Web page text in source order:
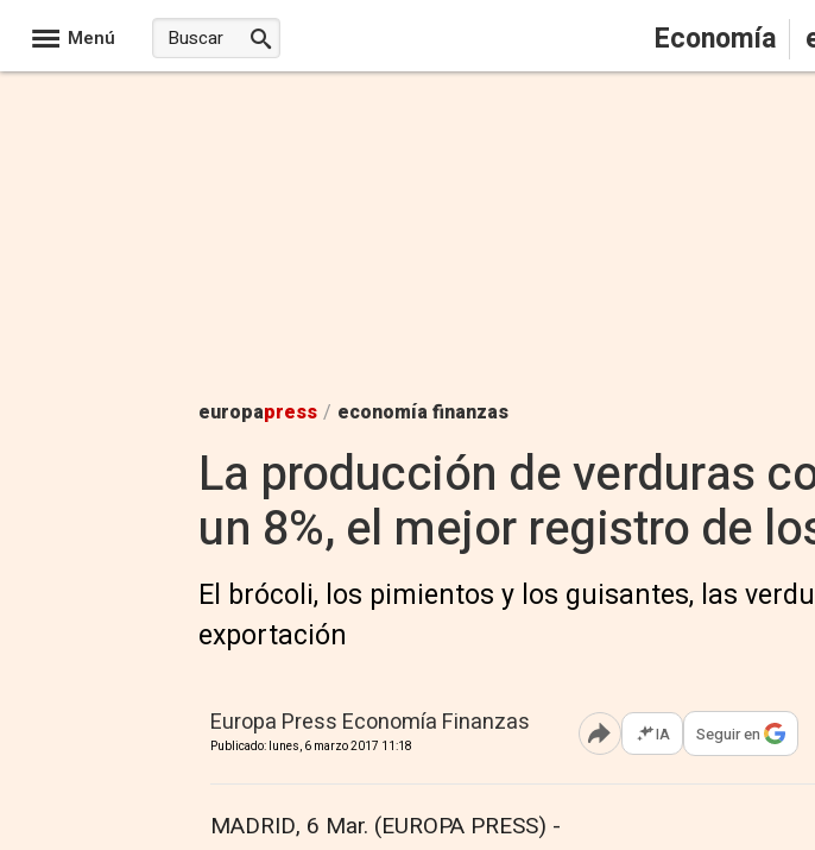
Menú Economía
europapress / economía finanzas
La producción de verduras
un 8%, el mejor registro de
El brócoli, los pimientos y los guisantes, las
exportación
Europa Press Economía Finanzas
Publicado: lunes, 6 marzo 2017 11:18 Abrir opciones para compartir
IA Seguir en
MADRID, 6 Mar. (EUROPA PRESS) -